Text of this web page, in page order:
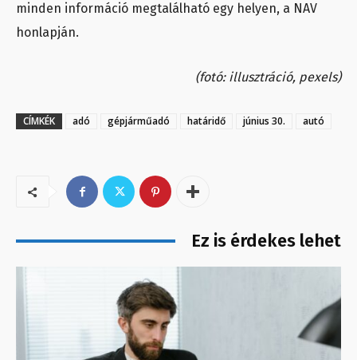
minden információ megtalálható egy helyen, a NAV
honlapján.
(fotó: illusztráció, pexels)
CÍMKÉK adó gépjárműadó határidő június 30. autó
Ez is érdekes lehet